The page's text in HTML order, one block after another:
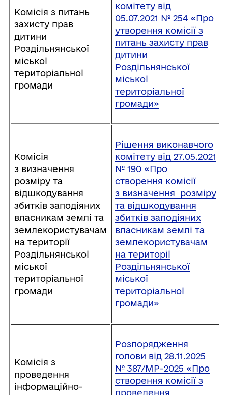
Комісія з питань
захисту прав
дитини
Роздільнянської
міської
територіальної
громади
комітету від
05.07.2021 № 254 «Про
утворення комісії з
питань захисту прав
дитини
Роздільнянської
міської
територіальної
громади»
Комісія
з визначення
розміру та
відшкодування
збитків заподіяних
власникам землі та
землекористувачам
на території
Роздільнянської
міської
територіальної
громади
Рішення виконавчого
комітету від 27.05.2021
№ 190 «Про
створення комісії
з визначення розміру
та відшкодування
збитків заподіяних
власникам землі та
землекористувачам
на території
Роздільнянської
міської
територіальної
громади»
Комісія з
проведення
інформаційно-
Розпорядження
голови від 28.11.2025
№ 387/МР-2025 «Про
створення комісії з
проведення